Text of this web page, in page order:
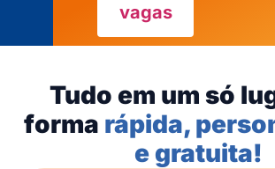
vagas
Tudo em um só
forma rápida,
e gratuita!